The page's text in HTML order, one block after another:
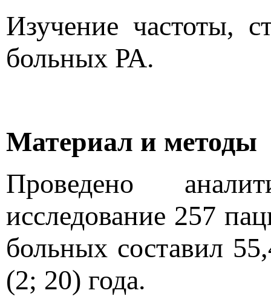
Изучение частоты,
больных РА.
Материал и методы
Проведено
исследование 257
больных составил
(2; 20) года.